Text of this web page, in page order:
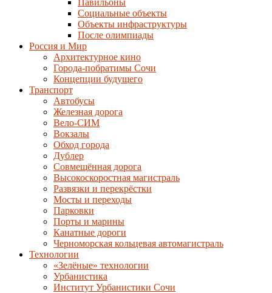
Павильоны
Социальные объекты
Объекты инфраструктуры
После олимпиады
Россия и Мир
Архитектурное кино
Города-побратимы Сочи
Концепции будущего
Транспорт
Автобусы
Железная дорога
Вело-СИМ
Вокзалы
Обход города
Дублер
Совмещённая дорога
Высокоскоростная магистраль
Развязки и перекрёстки
Мосты и переходы
Парковки
Порты и марины
Канатные дороги
Черноморская кольцевая автомагистраль
Технологии
«Зелёные» технологии
Урбанистика
Институт Урбанистики Сочи